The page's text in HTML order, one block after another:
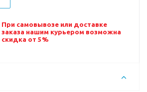
При самовывозе или доставке
заказа нашим курьером возможна
скидка от 5%